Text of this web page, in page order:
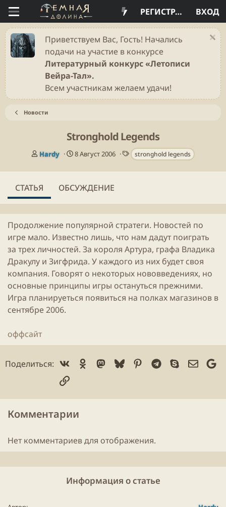
ВХОД
РЕГИСТРАЦИЯ
Приветствуем Вас, Гость! Начались
подачи на участие в конкурсе
Литературный конкурс «Летописи
Вейра-Тал».
Всем участникам желаем удачи!
Новости
Stronghold Legends
А
т
р
Hardy
Д
т
п
и
к
а
и
и
8 Август 2006
Т
е
г
stronghold legends
СТАТЬЯ ОБСУЖДЕНИЕ
Продолжение популярной стратеги. Новостей по
игре мало. Известно лишь, что нам дадут поиграть
за трех личностей. За короля Артура, графа Владика
Дракулу и Зигфрида. У каждого из них будет своя
компания. Говорят о некоторых нововведениях, но
основные принципы игры остануться прежними.
Игра планируеться появиться на полках магазинов в
сентябре 2006.
оффсайт
Поделиться: Vk Ok Mastodon
BlueskyPinterest
Telegram
Skype
Ссылка
Комментарии
Нет комментариев для отображения.
Информация о статье